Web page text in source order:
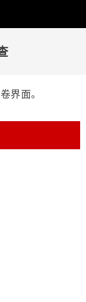
界面。